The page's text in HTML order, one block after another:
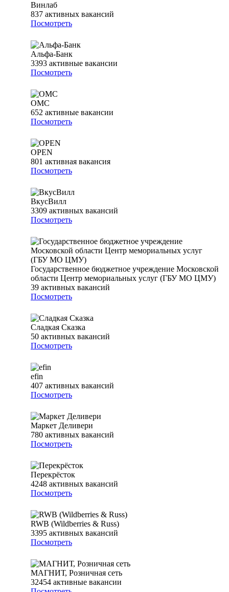
Винлаб
837 активных вакансий
Посмотреть
Альфа-Банк
3393 активные вакансии
Посмотреть
ОМС
652 активные вакансии
Посмотреть
OPEN
801 активная вакансия
Посмотреть
ВкусВилл
3309 активных вакансий
Посмотреть
Государственное бюджетное учреждение Московской
области Центр мемориальных услуг (ГБУ МО ЦМУ)
39 активных вакансий
Посмотреть
Сладкая Сказка
50 активных вакансий
Посмотреть
efin
407 активных вакансий
Посмотреть
Маркет Деливери
780 активных вакансий
Посмотреть
Перекрёсток
4248 активных вакансий
Посмотреть
RWB (Wildberries & Russ)
3395 активных вакансий
Посмотреть
МАГНИТ, Розничная сеть
32454 активные вакансии